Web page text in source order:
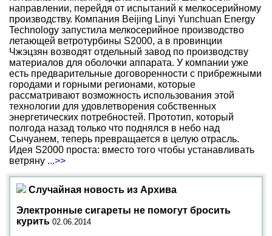
направлении, перейдя от испытаний к мелкосерийному
производству. Компания Beijing Linyi Yunchuan Energy
Technology запустила мелкосерийное производство
летающей ветротурбины S2000, а в провинции
Чжэцзян возводят отдельный завод по производству
материалов для оболочки аппарата. У компании уже
есть предварительные договоренности с прибрежными
городами и горными регионами, которые
рассматривают возможность использования этой
технологии для удовлетворения собственных
энергетических потребностей. Прототип, который
полгода назад только что поднялся в небо над
Сычуанем, теперь превращается в целую отрасль.
Идея S2000 проста: вместо того чтобы устанавливать
ветряну ...>>
Случайная новость из Архива
Электронные сигареты не помогут бросить
курить 02.06.2014